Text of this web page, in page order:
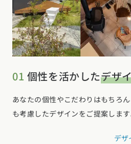
01 個性を活かしたデザ
あなたの個性やこだわりはもちろ
も考慮したデザインをご提案します
デ